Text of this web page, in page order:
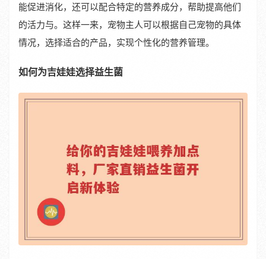
能促进消化，还可以配合特定的营养成分，帮助提高他们
的活力与。这样一来，宠物主人可以根据自己宠物的具体
情况，选择适合的产品，实现个性化的营养管理。
如何为吉娃娃选择益生菌